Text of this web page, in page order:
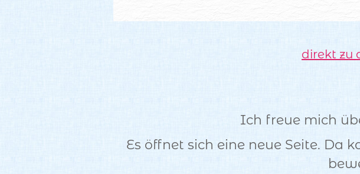
direkt zu
Ich freue mich
Es öffnet sich eine neue Seite. Da